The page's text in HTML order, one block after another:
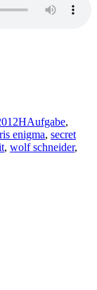
HAufgabe,
enigma, secret
, wolf schneider,